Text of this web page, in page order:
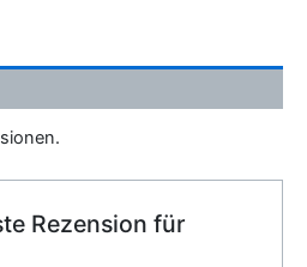
Rezension für